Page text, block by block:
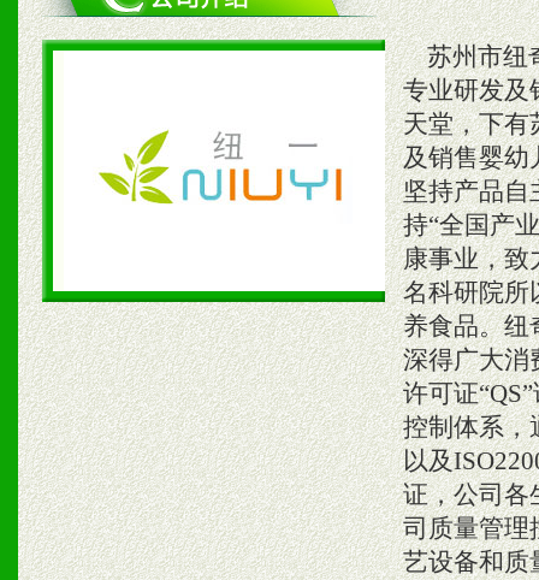
苏州市纽
专业研发及
天堂，下
及销售婴幼
坚持产品自
持“全国产
康事业，致
名科研院所
养食品。纽
深得广大消
许可证
控制体系，
以及
证，公司各
司质量管理
艺设备和质